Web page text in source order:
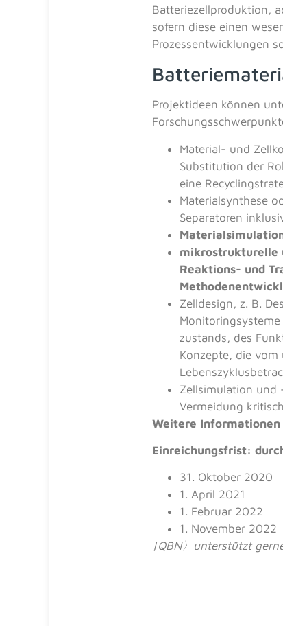
Batteriezellproduktion,
sofern diese einen
Prozessentwicklungen
Projektideen können
Material- und
Substitution der
eine
Materialsynthese
Separatoren
mikrostrukturelle
Reaktions- und
Zelldesign, z. B.
zustands, des
Konzepte, die vom
Zellsimulation und
Vermeidung
Weitere Informationen
Einreichungsfrist:
31. Oktober 2020
1. April 2021
1. Februar 2022
1. November 2022
|QBN〉 unterstützt